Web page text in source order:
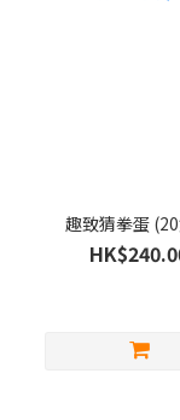
趣致猜拳蛋